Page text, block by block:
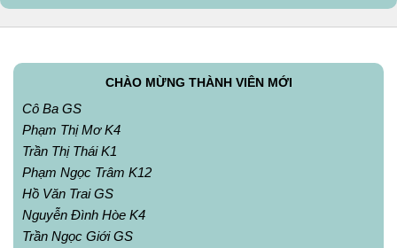
CHÀO MỪNG THÀNH VIÊN MỚI
Cô Ba GS
Phạm Thị Mơ K4
Trần Thị Thái K1
Phạm Ngọc Trâm K12
Hồ Văn Trai GS
Nguyễn Đình Hòe K4
Trần Ngọc Giới GS